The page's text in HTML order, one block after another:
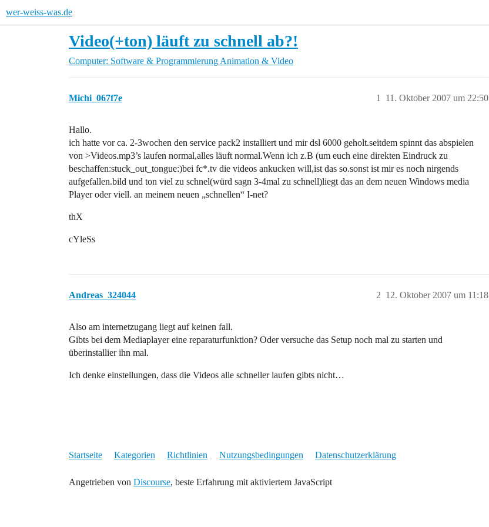
wer-weiss-was.de
Video(+ton) läuft zu schnell ab?!
Computer: Software & Programmierung Animation & Video
Michi_067f7e 11. Oktober 2007 um 22:50
1
Hallo.
ich hatte vor ca. 2-3wochen den service pack2 installiert und mir dsl 6000 geholt.seitdem spinnt das abspielen
von >Videos.mp3’s laufen normal,alles läuft normal.Wenn ich z.B (um euch eine direkten Eindruck zu
beschaffen:stuck_out_tongue:)bei fc*.tv die videos ankucken will,ist das so.sonst ist mir es noch nirgends
aufgefallen.bild und ton viel zu schnel(würd sagn 3-4mal zu schnell)liegt das an dem neuen Windows media
Player oder viell. an meinem neuen „schnellen“ I-net?
thX
cYleSs
Andreas_324044 12. Oktober 2007 um 11:18
2
Also am internetzugang liegt auf keinen fall.
Gibts bei dem Mediaplayer eine reparaturfunktion? Oder versuche das Setup noch mal zu starten und
überinstallier ihn mal.
Ich denke einstellungen, dass die Videos alle schneller laufen gibts nicht…
Startseite Kategorien Richtlinien Nutzungsbedingungen Datenschutzerklärung
Angetrieben von Discourse, beste Erfahrung mit aktiviertem JavaScript